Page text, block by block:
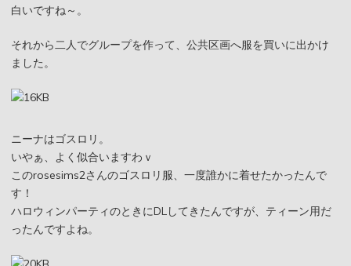
白いですね～。
それから二人でグループを作って、公共区画へ服を買いに出かけ
ました。
ニーナはゴスロリ。
いやぁ、よく似合いますわｖ
このrosesims2さんのゴスロリ服、一度誰かに着せたかったんで
す！
ハロウィンパーティのときにDLしてきたんですが、ティーン用だ
ったんですよね。